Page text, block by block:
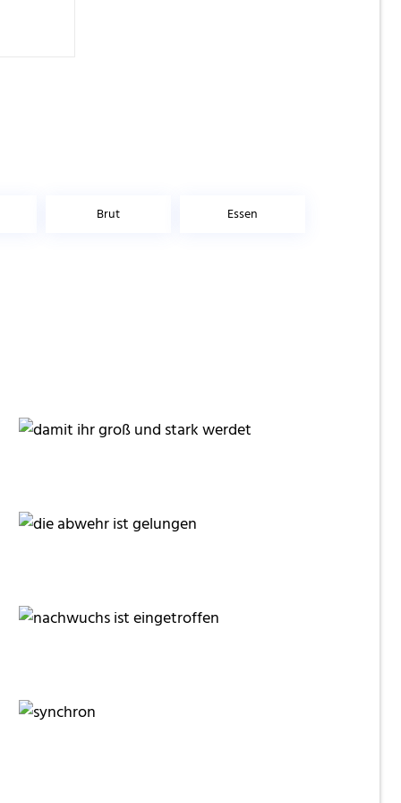
Brut Essen